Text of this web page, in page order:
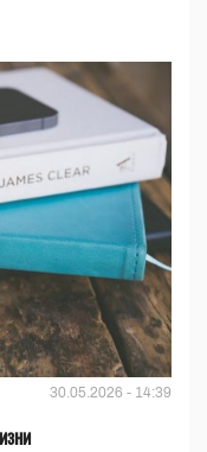
30.05.2026 - 14:39